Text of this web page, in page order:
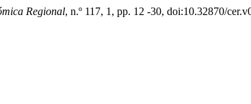
Regional, n.º 117, 1, pp. 12 -30, doi:10.32870/